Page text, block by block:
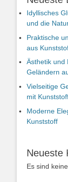
Idyllisches
und die
Praktische
aus
Ästhetik und
Geländern
Vielseitige
mit
Moderne
Kunststoff
Neueste
Es sind